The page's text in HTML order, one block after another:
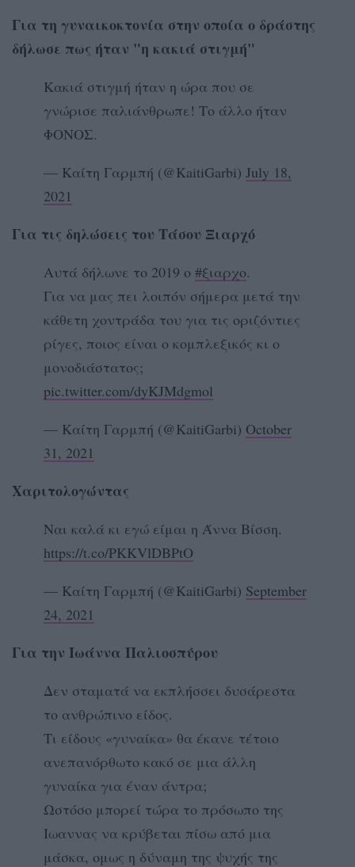
Για τη γυναικοκτονία στην οποία ο δράστης
δήλωσε πως ήταν "η κακιά στιγμή"
Κακιά στιγμή ήταν η ώρα που σε
γνώρισε παλιάνθρωπε! Το άλλο ήταν
ΦΟΝΟΣ.
— Καίτη Γαρμπή (@KaitiGarbi) July 18,
2021
Για τις δηλώσεις του Τάσου Ξιαρχό
Αυτά δήλωνε το 2019 ο #ξιαρχο.
Για να μας πει λοιπόν σήμερα μετά την
κάθετη χοντράδα του για τις οριζόντιες
ρίγες, ποιος είναι ο κομπλεξικός κι ο
μονοδιάστατος;
pic.twitter.com/dyKJMdgmol
— Καίτη Γαρμπή (@KaitiGarbi) October
31, 2021
Χαριτολογώντας
Ναι καλά κι εγώ είμαι η Άννα Βίσση.
https://t.co/PKKVlDBPtO
— Καίτη Γαρμπή (@KaitiGarbi) September
24, 2021
Για την Ιωάννα Παλιοσπύρου
Δεν σταματά να εκπλήσσει δυσάρεστα
το ανθρώπινο είδος.
Τι είδους «γυναίκα» θα έκανε τέτοιο
ανεπανόρθωτο κακό σε μια άλλη
γυναίκα για έναν άντρα;
Ωστόσο μπορεί τώρα το πρόσωπο της
Ιωαννας να κρύβεται πίσω από μια
μάσκα, ομως η δύναμη της ψυχής της